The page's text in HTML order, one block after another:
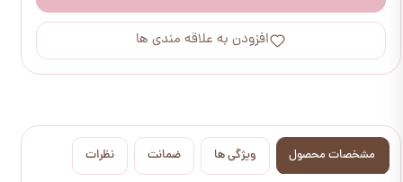
افزودن به علاقه مندی ها
مشخصات محصول ویژگی ها ضمانت نظرات